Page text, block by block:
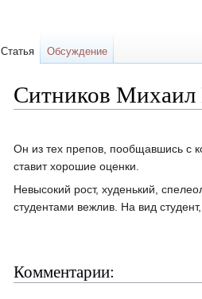
Ситников Михаил
Перейти
Перейти
Он из тех препов, пообщавшись с
ставит хорошие оценки.
Невысокий рост, худенький,
студентами вежлив. На вид
Комментарии:
Статья Обсуждение